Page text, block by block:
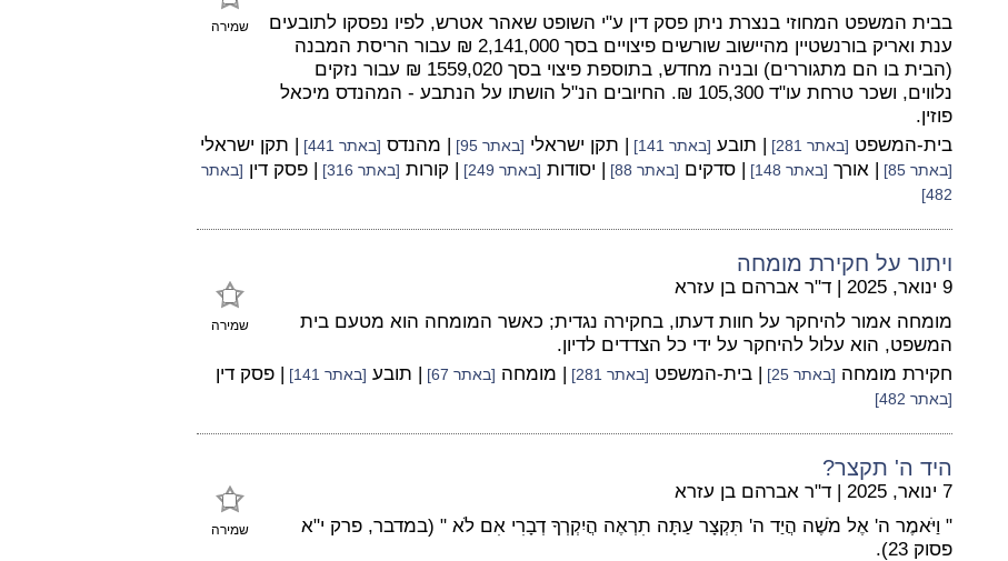
שמירה
בבית המשפט המחוזי בנצרת ניתן פסק דין ע"י השופט שאהר אטרש, לפיו נפסקו לתובעים
ענת ואריק בורנשטיין מהיישוב שורשים פיצויים בסך 2,141,000 ₪ עבור הריסת המבנה
(הבית בו הם מתגוררים) ובניה מחדש, בתוספת פיצוי בסך 1559,020 ₪ עבור נזקים
נלווים, ושכר טרחת עו"ד 105,300 ₪. החיובים הנ"ל הושתו על הנתבע - המהנדס מיכאל
פוזין.
בית-המשפט [באתר 281] | תובע [באתר 141] | תקן ישראלי [באתר 95] | מהנדס [באתר 441] | תקן ישראלי
[באתר 85] | אורך [באתר 148] | סדקים [באתר 88] | יסודות [באתר 249] | קורות [באתר 316] | פסק דין [באתר
482]
ויתור על חקירת מומחה
שמירה
9 ינואר, 2025 | ד"ר אברהם בן עזרא
מומחה אמור להיחקר על חוות דעתו, בחקירה נגדית; כאשר המומחה הוא מטעם בית
המשפט, הוא עלול להיחקר על ידי כל הצדדים לדיון.
חקירת מומחה [באתר 25] | בית-המשפט [באתר 281] | מומחה [באתר 67] | תובע [באתר 141] | פסק דין
[באתר 482]
היד ה' תקצר?
שמירה
7 ינואר, 2025 | ד"ר אברהם בן עזרא
" וַיֹּאמֶר ה' אֶל מֹשֶׁה הֲיַד ה' תִּקְצָר עַתָּה תִרְאֶה הֲיִקְרְךָ דְבָרִי אִם לֹא " (במדבר, פרק י"א
פסוק 23).